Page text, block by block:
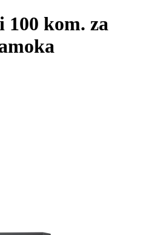
kom. za